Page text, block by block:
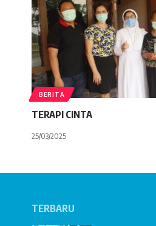
BERITA
TERAPI CINTA
25/03/2025
TERBARU